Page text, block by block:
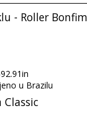
- Roller
u Brazilu
Classic